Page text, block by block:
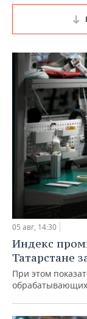
05 авг, 14:30
Индекс
Татарстане
При этом
обрабатывающих